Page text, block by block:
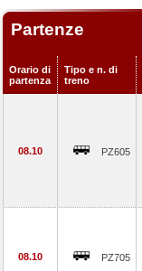
Partenze
Orario di
partenza
Tipo e n. di
treno
08.10 PZ605
08.10 PZ705